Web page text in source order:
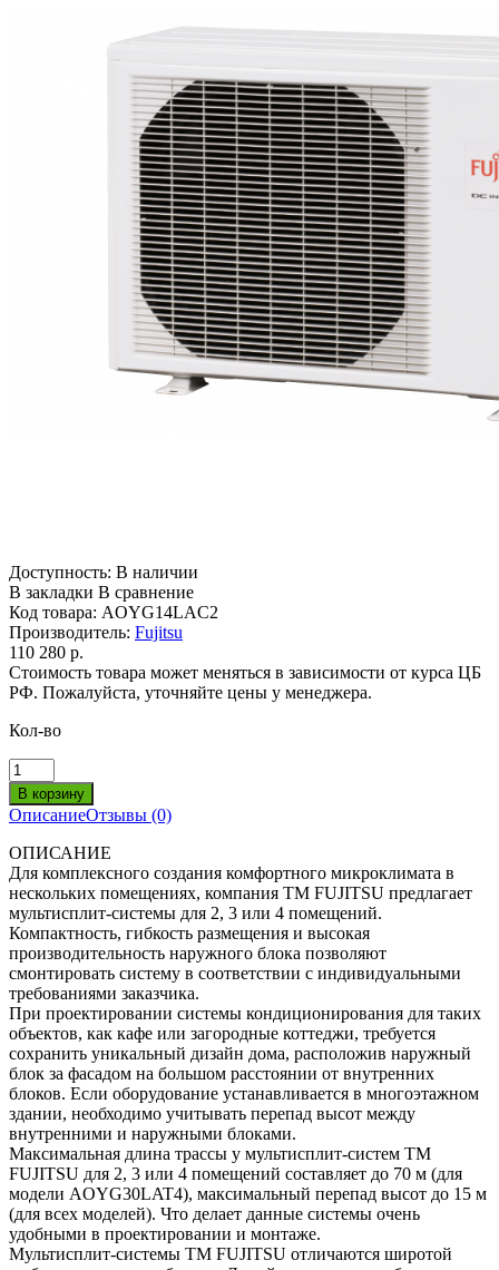
Доступность: В наличии
В закладки В сравнение
Код товара: AOYG14LAC2
Производитель: Fujitsu
110 280 р.
Стоимость товара может меняться в зависимости от курса ЦБ
РФ. Пожалуйста, уточняйте цены у менеджера.
Кол-во
ОписаниеОтзывы (0)
ОПИСАНИЕ
Для комплексного создания комфортного микроклимата в
нескольких помещениях, компания ТМ FUJITSU предлагает
мультисплит-системы для 2, 3 или 4 помещений.
Компактность, гибкость размещения и высокая
производительность наружного блока позволяют
смонтировать систему в соответствии с индивидуальными
требованиями заказчика.
При проектировании системы кондиционирования для таких
объектов, как кафе или загородные коттеджи, требуется
сохранить уникальный дизайн дома, расположив наружный
блок за фасадом на большом расстоянии от внутренних
блоков. Если оборудование устанавливается в многоэтажном
здании, необходимо учитывать перепад высот между
внутренними и наружными блоками.
Максимальная длина трассы у мультисплит-систем ТМ
FUJITSU для 2, 3 или 4 помещений составляет до 70 м (для
модели AOYG30LAT4), максимальный перепад высот до 15 м
(для всех моделей). Что делает данные системы очень
удобными в проектировании и монтаже.
Мультисплит-системы ТМ FUJITSU отличаются широтой